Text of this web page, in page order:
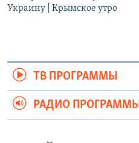
Украину | Крымское утро
ТВ ПРОГРАММЫ
РАДИО ПРОГРАММЫ